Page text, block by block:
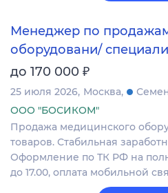
Менеджер по
оборудовани/
до 170 000 ₽
25 июля 2026 Москва
ООО "БОСИКОМ"
Продажа медицинского
товаров. Стабильная
Оформление по ТК РФ на
до 17.00, оплата мобильной